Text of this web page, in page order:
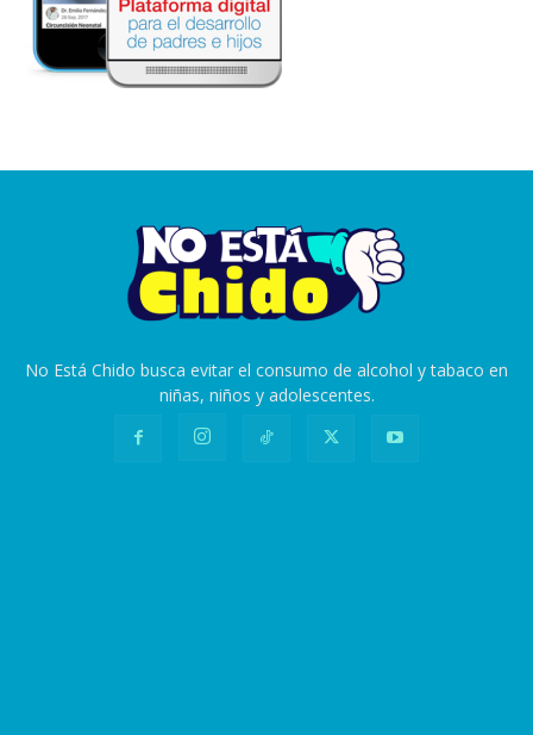
No Está Chido busca evitar el consumo de alcohol y tabaco en
niñas, niños y adolescentes.